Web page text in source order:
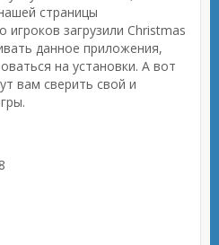
страницы
загрузили Christmas
данное приложения,
на установки. А вот
вам сверить свой и